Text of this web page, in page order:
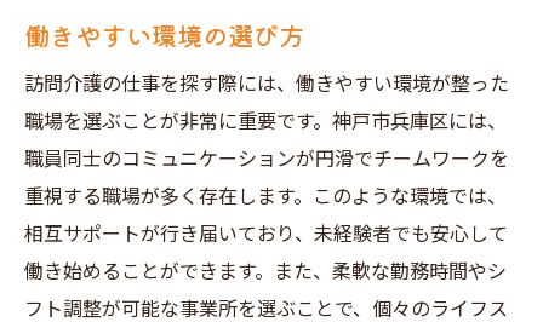
訪問介護の将来性
働きやすい環境の選び方
訪問介護の仕事を探す際には、働きやすい環境が整った
職場を選ぶことが非常に重要です。神戸市兵庫区には、
職員同士のコミュニケーションが円滑でチームワークを
重視する職場が多く存在します。このような環境では、
相互サポートが行き届いており、未経験者でも安心して
働き始めることができます。また、柔軟な勤務時間やシ
フト調整が可能な事業所を選ぶことで、個々のライフス